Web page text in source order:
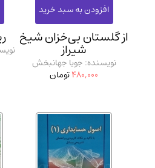
از گلستان بی‌خزان شیخ
شیراز
نویسنده: جویا جهانبخش
480,000تومان